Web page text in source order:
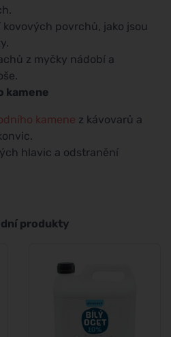
povrchů, jako jsou
z myčky nádobí a
kamene
kamene z kávovarů a
hlavic a odstranění
produkty